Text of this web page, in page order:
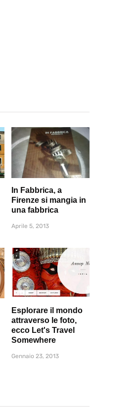
In Fabbrica, a
Firenze si mangia in
una fabbrica
Aprile 5, 2013
Esplorare il mondo
attraverso le foto,
ecco Let's Travel
Somewhere
Gennaio 23, 2013